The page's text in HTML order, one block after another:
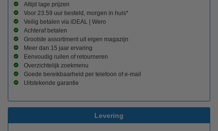
Altijd lage prijzen
Voor 23.59 uur besteld, morgen in huis*
Veilig betalen via iDEAL | Wero
Achteraf betalen
Grootste assortiment uit eigen magazijn
Meer dan 15 jaar ervaring
Eenvoudig ruilen of retourneren
Overzichtelijk zoekmenu
Goede bereikbaarheid per telefoon of e-mail
Uitstekende garantie
Levering